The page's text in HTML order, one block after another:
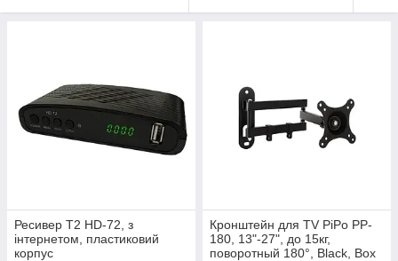
Ресивер Т2 HD-72, з
інтернетом, пластиковий
корпус
Кронштейн для TV PiPo PP-
180, 13"-27", до 15кг,
поворотный 180°, Black, Box